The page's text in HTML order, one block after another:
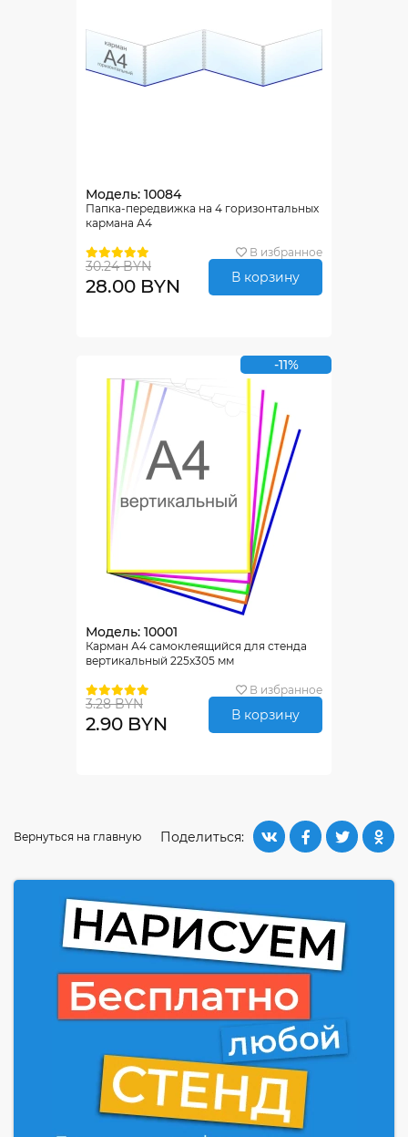
Модель: 10084
Папка-передвижка на 4 горизонтальных
кармана А4
В избранное
30.24 BYN
28.00 BYN В корзину
-11%
Модель: 10001
Карман А4 самоклеящийся для стенда
вертикальный 225х305 мм
В избранное
3.28 BYN
2.90 BYN В корзину
Поделиться:
Вернуться на главную